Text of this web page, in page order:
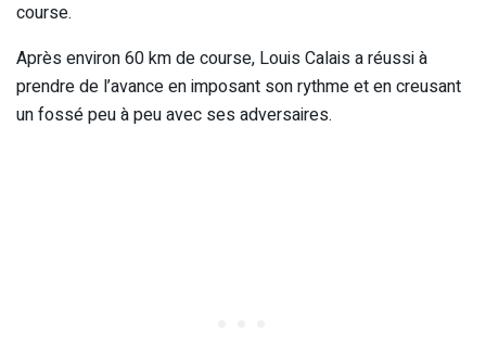
course.
Après environ 60 km de course, Louis Calais a réussi à
prendre de l’avance en imposant son rythme et en creusant
un fossé peu à peu avec ses adversaires.